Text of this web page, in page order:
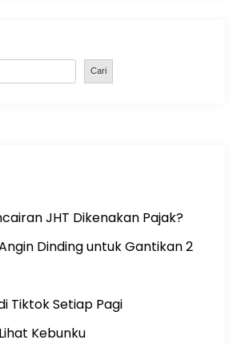
m Cari
JHT Dikenakan Pajak?
Dinding untuk Gantikan 2
Tiktok Setiap Pagi
Kebunku